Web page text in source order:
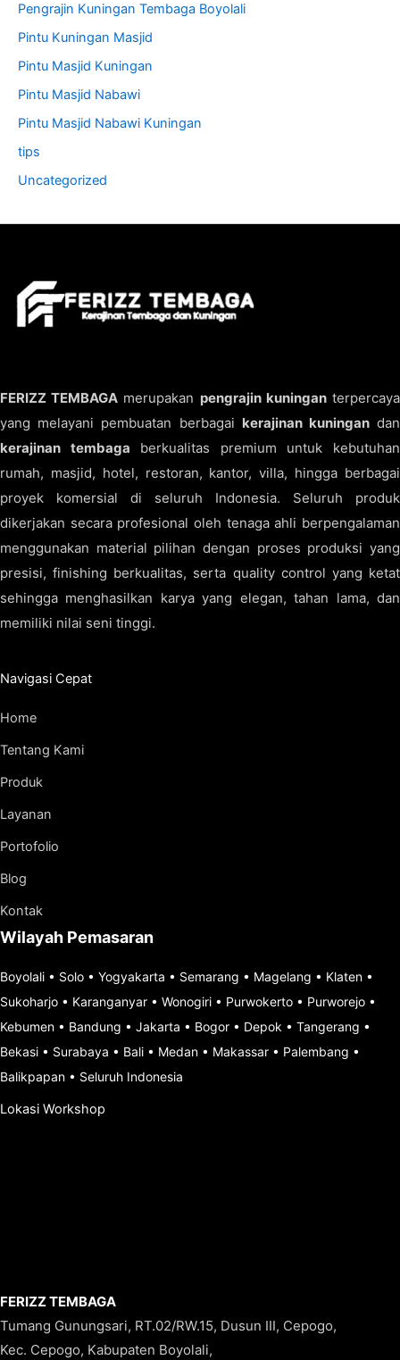
Pengrajin Kuningan Tembaga Boyolali
Pintu Kuningan Masjid
Pintu Masjid Kuningan
Pintu Masjid Nabawi
Pintu Masjid Nabawi Kuningan
tips
Uncategorized
FERIZZ TEMBAGA merupakan pengrajin kuninganterpercaya
yang melayani pembuatan berbagai kerajinan kuningandan
kerajinan tembaga berkualitas premium untuk kebutuhan
rumah, masjid, hotel, restoran, kantor, villa, hingga berbagai
proyek komersial di seluruh Indonesia. Seluruh produk
dikerjakan secara profesional oleh tenaga ahli berpengalaman
menggunakan material pilihan dengan proses produksi yang
presisi, finishing berkualitas, serta quality control yang ketat
sehingga menghasilkan karya yang elegan, tahan lama, dan
memiliki nilai seni tinggi.
Navigasi Cepat
Home
Tentang Kami
Produk
Layanan
Portofolio
Blog
Kontak
Wilayah Pemasaran
Boyolali • Solo • Yogyakarta • Semarang • Magelang • Klaten •
Sukoharjo • Karanganyar • Wonogiri • Purwokerto • Purworejo •
Kebumen • Bandung • Jakarta • Bogor • Depok • Tangerang •
Bekasi • Surabaya • Bali • Medan • Makassar • Palembang •
Balikpapan • Seluruh Indonesia
Lokasi Workshop
FERIZZ TEMBAGA
Tumang Gunungsari, RT.02/RW.15, Dusun III, Cepogo,
Kec. Cepogo, Kabupaten Boyolali,